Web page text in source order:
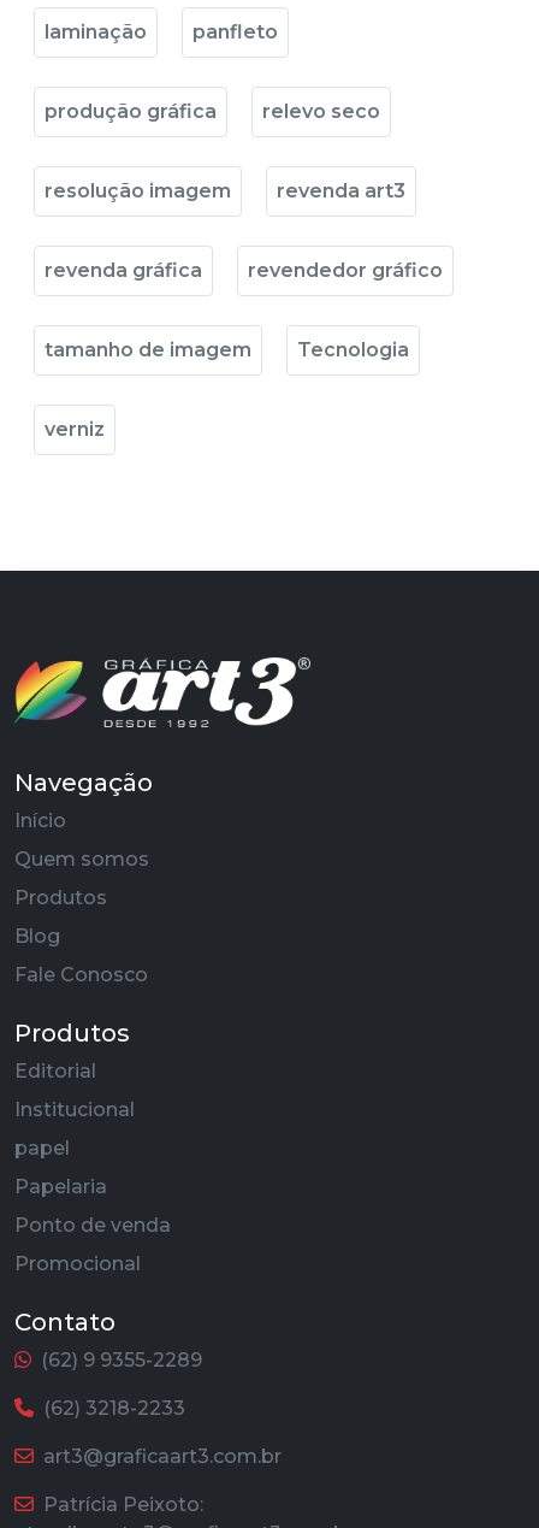
laminação panfleto
produção gráfica relevo seco
resolução imagem revenda art3
revenda gráfica revendedor gráfico
tamanho de imagem Tecnologia
verniz
Navegação
Início
Quem somos
Produtos
Blog
Fale Conosco
Produtos
Editorial
Institucional
papel
Papelaria
Ponto de venda
Promocional
Contato
(62) 9 9355-2289
(62) 3218-2233
art3@graficaart3.com.br
Patrícia Peixoto: